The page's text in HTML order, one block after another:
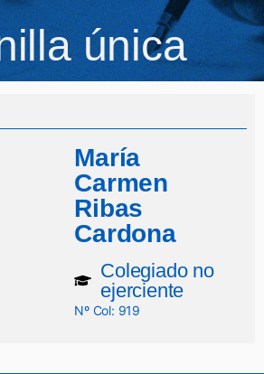
única
María
Carmen
Ribas
Cardona
Colegiado no
ejerciente
Nº Col: 919